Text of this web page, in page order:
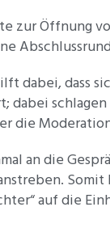
zur Öffnung
dabei, dass
dabei
die
an die
Somit
auf die